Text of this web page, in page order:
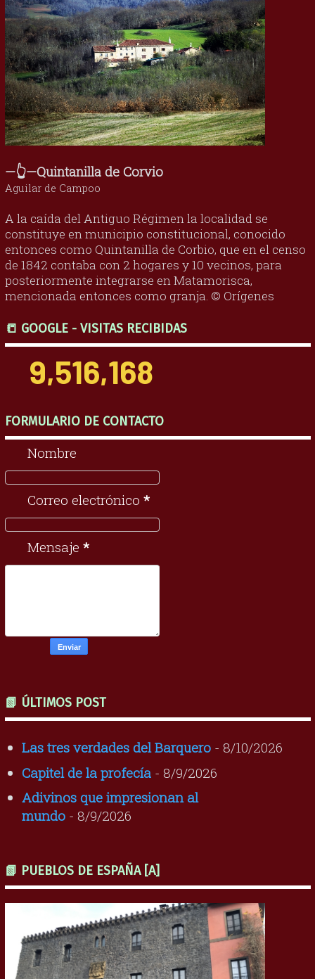
—👆—Quintanilla de Corvio
Aguilar de Campoo
A la caída del Antiguo Régimen la localidad se
constituye en municipio constitucional, conocido
entonces como Quintanilla de Corbio, que en el censo
de 1842 contaba con 2 hogares y 10 vecinos, para
posteriormente integrarse en Matamorisca,
mencionada entonces como granja. © Orígenes
📒 GOOGLE - VISITAS RECIBIDAS
9,516,168
FORMULARIO DE CONTACTO
Nombre
Correo electrónico *
Mensaje *
📗 ÚLTIMOS POST
Las tres verdades del Barquero- 8/10/2026
Capitel de la profecía- 8/9/2026
Adivinos que impresionan al
mundo- 8/9/2026
📗 PUEBLOS DE ESPAÑA [A]